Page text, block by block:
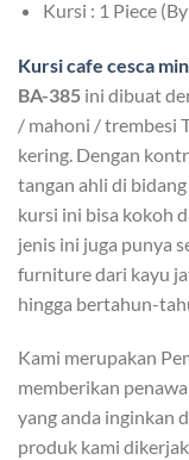
Kursi : 1 Piece
Kursi cafe cesca
BA-385 ini dibuat
/ mahoni / trembesi
kering. Dengan
tangan ahli di
kursi ini bisa kokoh
jenis ini juga punya
furniture dari kayu
hingga bertahun-
Kami merupakan
memberikan
yang anda inginkan
produk kami